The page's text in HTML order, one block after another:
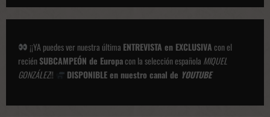
¡¡YA puedes ver nuestra última ENTREVISTA en EXCLUSIVAcon el
reciénSUBCAMPEÓN de Europacon la selección española MIQUEL
GONZÁLEZ!! DISPONIBLE en nuestro canal de YOUTUBE